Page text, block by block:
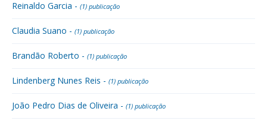
Reinaldo Garcia - (1) publicação
Claudia Suano - (1) publicação
Brandão Roberto - (1) publicação
Lindenberg Nunes Reis - (1) publicação
João Pedro Dias de Oliveira - (1) publicação